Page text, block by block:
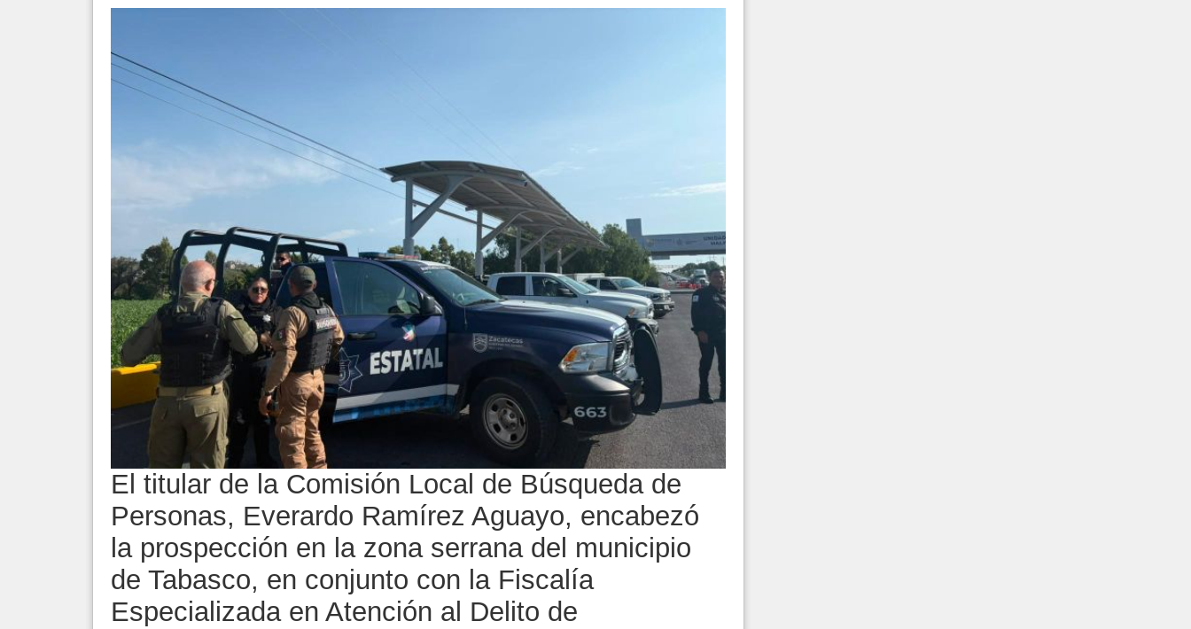
El titular de la Comisión Local de Búsqueda de
Personas, Everardo Ramírez Aguayo, encabezó
la prospección en la zona serrana del municipio
de Tabasco, en conjunto con la Fiscalía
Especializada en Atención al Delito de